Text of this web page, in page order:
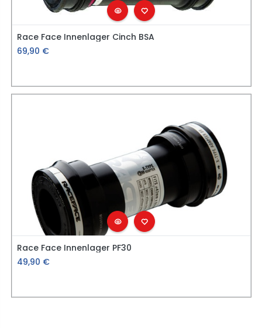
Race Face Innenlager Cinch BSA
69,90 €
Race Face Innenlager PF30
49,90 €